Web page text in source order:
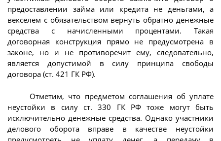
предоставлении займа или кредита не деньгами, а
векселем с обязательством вернуть обратно денежные
средства с начисленными процентами. Такая
договорная конструкция прямо не предусмотрена в
законе, но и не противоречит ему, следовательно,
является допустимой в силу принципа свободы
договора (ст. 421 ГК РФ).
Отметим, что предметом соглашения об уплате
неустойки в силу ст. 330 ГК РФ тоже могут быть
исключительно денежные средства. Однако участники
делового оборота вправе в качестве неустойки